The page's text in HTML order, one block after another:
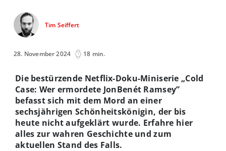
Tim Seiffert
28. November 2024 18 min.
Die bestürzende Netflix-Doku-Miniserie „Cold
Case: Wer ermordete JonBenét Ramsey”
befasst sich mit dem Mord an einer
sechsjährigen Schönheitskönigin, der bis
heute nicht aufgeklärt wurde. Erfahre hier
alles zur wahren Geschichte und zum
aktuellen Stand des Falls.